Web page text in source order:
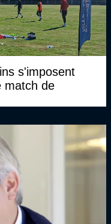
s'imposent
match de